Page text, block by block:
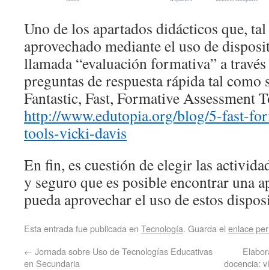
Uno de los apartados didácticos que,
aprovechado mediante el uso de
llamada “evaluación formativa” a
preguntas de respuesta rápida tal como
Fantastic, Fast, Formative Assessment
http://www.edutopia.org/blog/5-fast-
tools-vicki-davis
En fin, es cuestión de elegir las
y seguro que es posible encontrar una
pueda aprovechar el uso de estos
Esta entrada fue publicada en Tecnología. Guarda el enlace
← Jornada sobre Uso de Tecnologías Educativas
en Secundaria
docencia: